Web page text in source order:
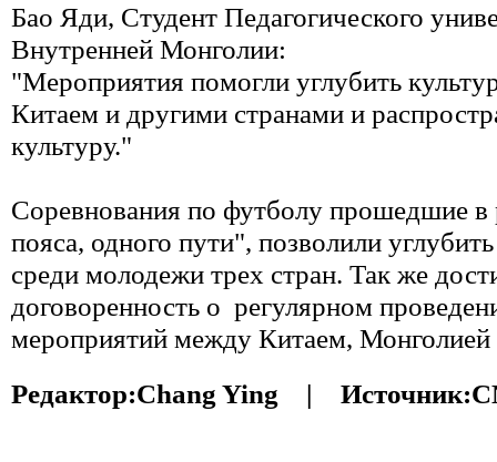
Бао Яди, Студент Педагогического
Внутренней Монголии:
"Мероприятия помогли углубить
Китаем и другими странами и
культуру."
Соревнования по футболу прошедшие в
пояса, одного пути", позволили
среди молодежи трех стран. Так же
договоренность о регулярном
мероприятий между Китаем, Монголией
Редактор:Chang Ying | Источник: